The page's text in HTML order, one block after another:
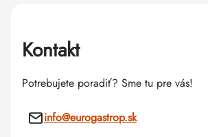
Kontakt
Potrebujete poradiť? Sme tu pre vás!
info@eurogastrop.sk